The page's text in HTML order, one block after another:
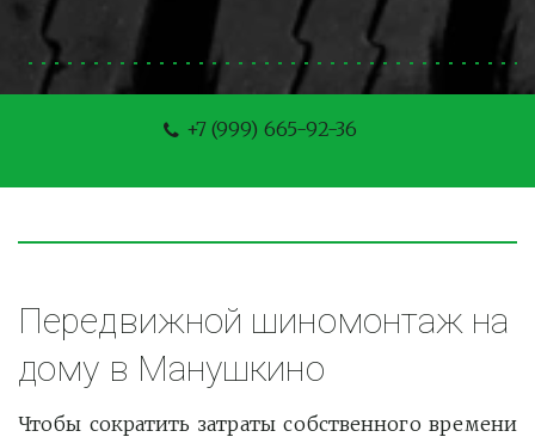
+7 (999) 665-92-36
Передвижной шиномонтаж на
дому в Манушкино
Чтобы сократить затраты собственного времени